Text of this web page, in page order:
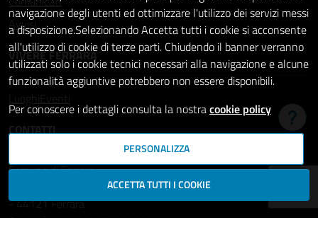
Avvisi
VIVERE FERRARA
Luoghi
Eventi
CONTATTI
Comune di Ferrara
Piazza del Municipio, 2
- 44121 Ferrara
Codice fiscale: 00297110389
navigazione degli utenti ed ottimizzare l'utilizzo dei servizi messi
a disposizione.Selezionando Accetta tutti i cookie si acconsente
all'utilizzo di cookie di terze parti. Chiudendo il banner verranno
utilizzati solo i cookie tecnici necessari alla navigazione e alcune
funzionalità aggiuntive potrebbero non essere disponibili.
Per conoscere i dettagli consulta la nostracookie policy
PERSONALIZZA
ACCETTA TUTTI I COOKIE
Hai